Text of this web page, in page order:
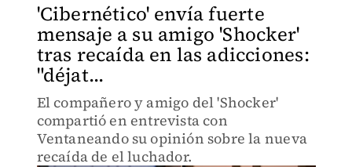
'Cibernético' envía fuerte
mensaje a su amigo 'Shocker'
tras recaída en las adicciones:
"déjat...
El compañero y amigo del 'Shocker'
compartió en entrevista con
Ventaneando su opinión sobre la nueva
recaída de el luchador.